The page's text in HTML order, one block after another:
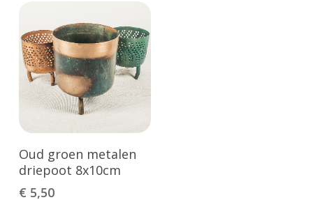
Toevoegen Aan
Winkelwagen
Oud groen metalen
driepoot 8x10cm
€ 5,50